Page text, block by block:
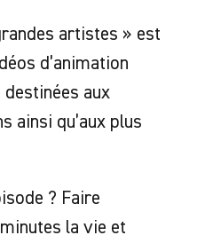
artistes » est
d’animation
aux
ainsi qu’aux plus
? Faire
la vie et